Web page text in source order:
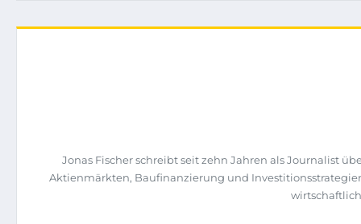
Jonas Fischer schreibt seit zehn Jahren als Journalist
Aktienmärkten, Baufinanzierung und